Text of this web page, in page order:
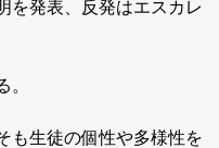
を発表、反発はエスカレ
も生徒の個性や多様性を